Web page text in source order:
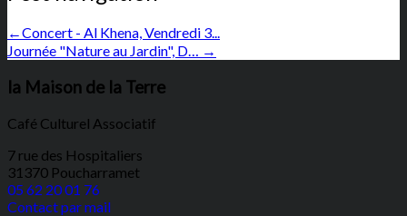
←Concert - Al Khena, Vendredi 3...
Journée "Nature au Jardin", D… →
la Maison de la Terre
Café Culturel Associatif
7 rue des Hospitaliers
31370 Poucharramet
05 62 20 01 76
Contact par mail